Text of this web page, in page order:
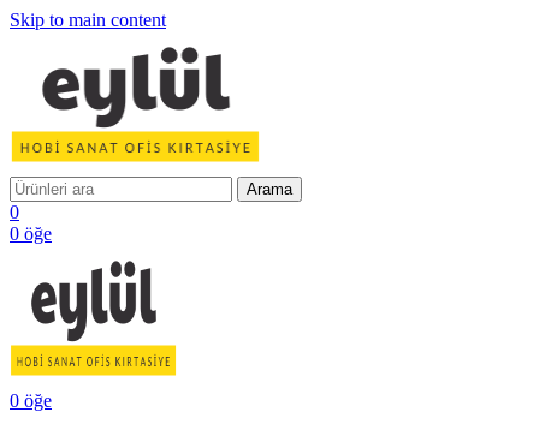
Skip to main content
Arama
0
0 öğe
0 öğe